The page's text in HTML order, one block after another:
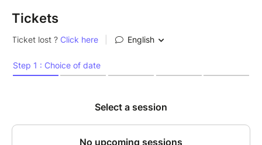
Tickets